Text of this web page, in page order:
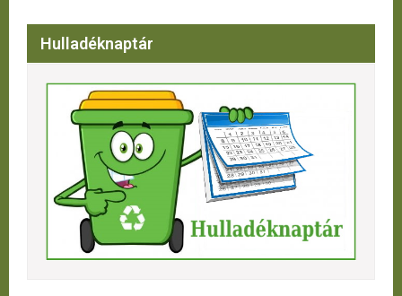
Hulladéknaptár